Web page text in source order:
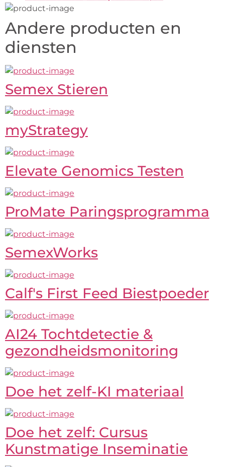
Andere producten en
diensten
Semex Stieren
myStrategy
Elevate Genomics Testen
ProMate Paringsprogramma
SemexWorks
Calf's First Feed Biestpoeder
AI24 Tochtdetectie &
gezondheidsmonitoring
Doe het zelf-KI materiaal
Doe het zelf: Cursus
Kunstmatige Inseminatie